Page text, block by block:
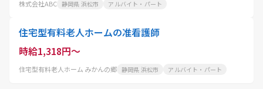
株式会社ABC 静岡県 浜松市 アルバイト・パート
住宅型有料老人ホームの准看護師
時給1,318円～
住宅型有料老人ホーム みかんの郷 静岡県 浜松市 アルバイト・パート